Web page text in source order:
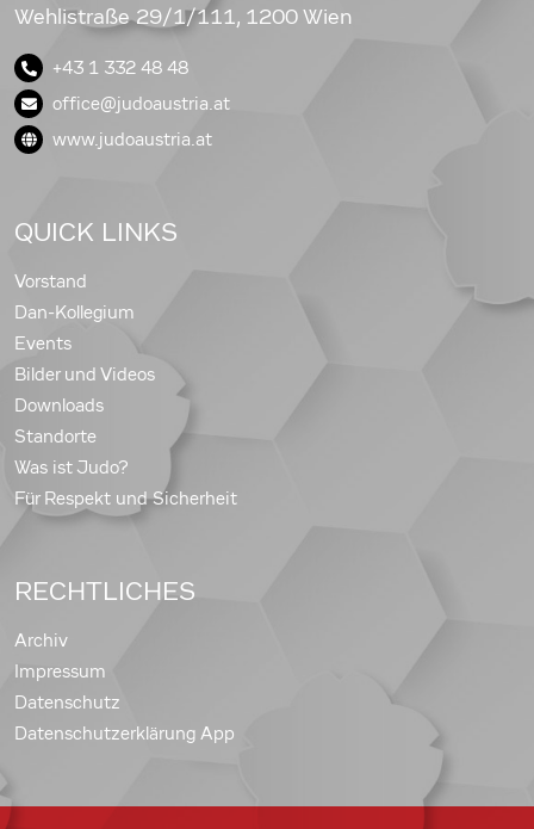
Wehlistraße 29/1/111, 1200 Wien
+43 1 332 48 48
office@judoaustria.at
www.judoaustria.at
QUICK LINKS
Vorstand
Dan-Kollegium
Events
Bilder und Videos
Downloads
Standorte
Was ist Judo?
Für Respekt und Sicherheit
RECHTLICHES
Archiv
Impressum
Datenschutz
Datenschutzerklärung App